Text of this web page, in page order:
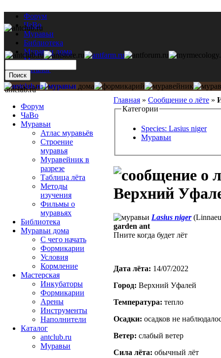
Форум
ЧаВо
Муравьи
Библиотека
Муравьи дома
Мастерская
Каталог
Главная » Сообщение о лёте »
Категории
Species: Lasius niger
Муравьи
Верхний
Lasius niger
garden ant
Пните когда будет лёт
Дата лёта: 14/07/2022
Город: Верхний Уфалей
Температура: тепло
Осадки: осадков не
Ветер: слабый ветер
Сила лёта: обычный лёт
antclub.ru
Форум
ЧаВо
Муравьи
Атлас муравьёв
Строение
муравья
Муравейник в
разрезе
Таблица лёта
Методы
изучения
Фильмы о
муравьях
Библиотека
Муравьи дома
С чего начать
Формикарии
Условия
Кормление
Мастерская
Инкубаторы
Формикарии
Арены
Инструменты
Наполнители
Каталог
antclub.ru
Муравьи